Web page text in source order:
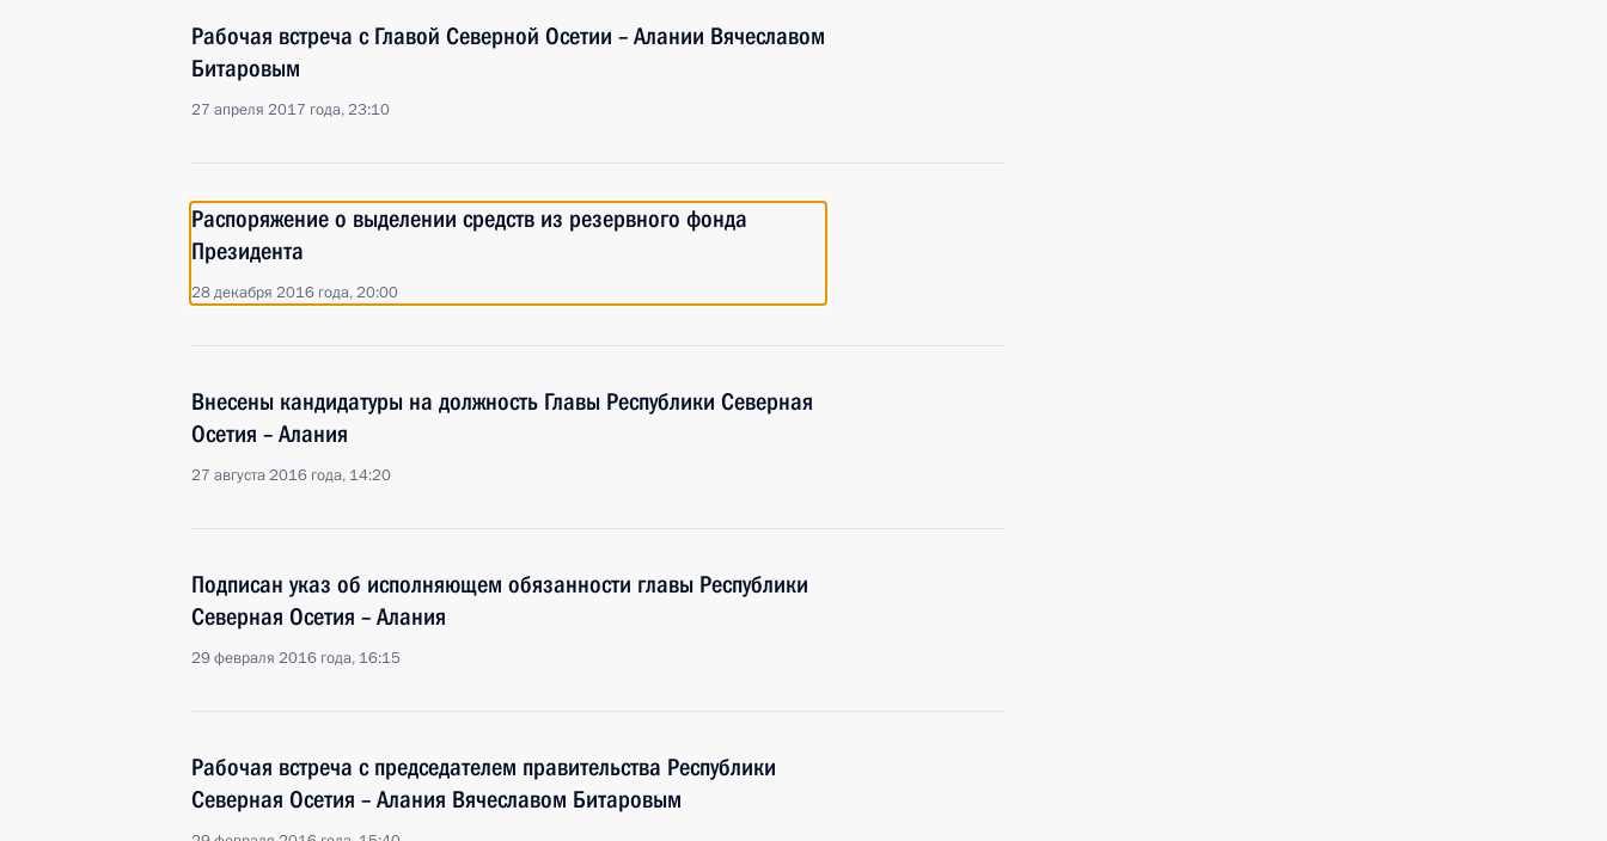
Рабочая встреча с Главой Северной Осетии – Алании Вячеславом
Битаровым
27 апреля 2017 года, 23:10
Распоряжение о выделении средств из резервного фонда
Президента
28 декабря 2016 года, 20:00
Внесены кандидатуры на должность Главы Республики Северная
Осетия – Алания
27 августа 2016 года, 14:20
Подписан указ об исполняющем обязанности главы Республики
Северная Осетия – Алания
29 февраля 2016 года, 16:15
Рабочая встреча с председателем правительства Республики
Северная Осетия – Алания Вячеславом Битаровым